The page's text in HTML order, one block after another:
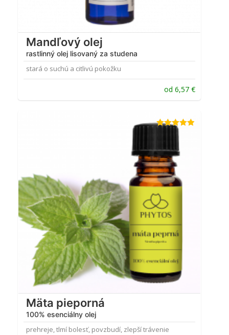
Mandľový olej
rastlinný olej lisovaný za studena
stará o suchú a citlivú pokožku
od 6,57 €
Mäta pieporná
100% esenciálny olej
prehreje, tlmí bolesť, povzbudí, zlepší trávenie
Hodnotenie